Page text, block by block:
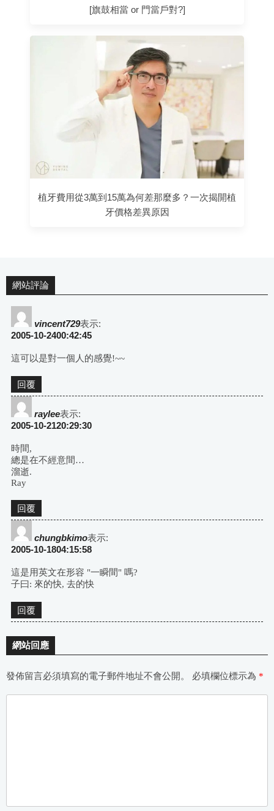
[旗鼓相當 or 門當戶對?]
植牙費用從3萬到15萬為何差那麼多？一次揭開植
牙價格差異原因
網站評論
vincent729表示:
2005-10-2400:42:45
這可以是對一個人的感覺!~~
回覆
raylee表示:
2005-10-2120:29:30
時間,
總是在不經意間…
溜逝.
Ray
回覆
chungbkimo表示:
2005-10-1804:15:58
這是用英文在形容 "一瞬間" 嗎?
子曰: 來的快, 去的快
回覆
網站回應
發佈留言必須填寫的電子郵件地址不會公開。 必填欄位標示為 *